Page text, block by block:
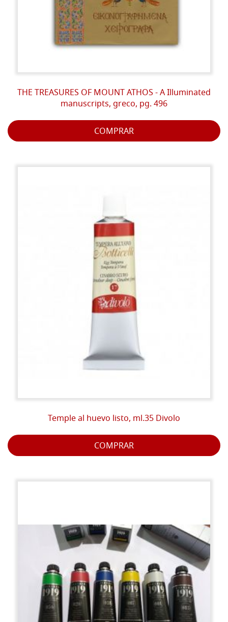
THE TREASURES OF MOUNT ATHOS - A Illuminated
manuscripts, greco, pg. 496
COMPRAR
Temple al huevo listo, ml.35 Divolo
COMPRAR